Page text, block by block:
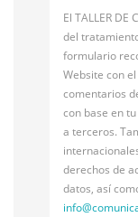
El TALLER DE
del
formulario
Website con
comentarios
con base en
a terceros.
derechos de
datos, así
info@